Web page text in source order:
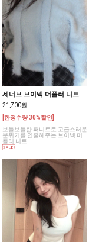
세너브 브이넥 머플러 니트
21,700원
[한정수량 30%할인]
보들보들한 퍼니트로 고급스러운
분위기를 연출해주는 브이넥 머
플러 니트 !